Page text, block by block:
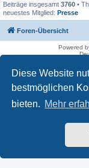
Diese Website
bestmöglichen
bieten. Mehr
Beiträge insgesamt 3760 •
neuestes Mitglied: Presse
Foren-Übersicht
Powered